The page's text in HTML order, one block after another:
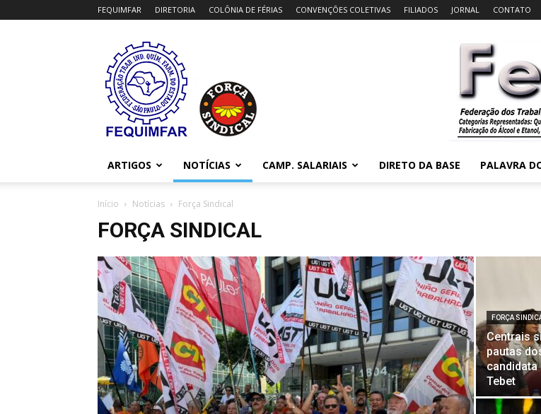
FEQUIMFAR DIRETORIA COLÔNIA DE FÉRIAS CONVENÇÕES COLETIVAS FILIADOS JORNAL CONTATO
ARTIGOS NOTÍCIAS CAMP. SALARIAIS DIRETO DA BASE PALAVRA
Início Notícias Força Sindical
FORÇA SINDICAL
FORÇA
Centrais
pautas
candidata
Tebet